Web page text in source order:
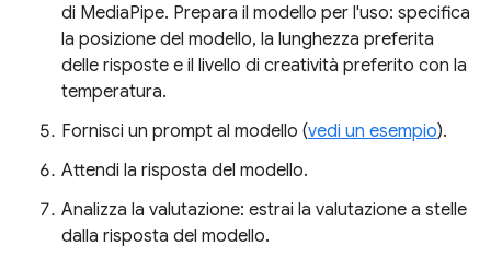
di MediaPipe. Prepara il modello per l'uso: specifica
la posizione del modello, la lunghezza preferita
delle risposte e il livello di creatività preferito con la
temperatura.
Fornisci un prompt al modello (vedi un esempio).
Attendi la risposta del modello.
Analizza la valutazione: estrai la valutazione a stelle
dalla risposta del modello.